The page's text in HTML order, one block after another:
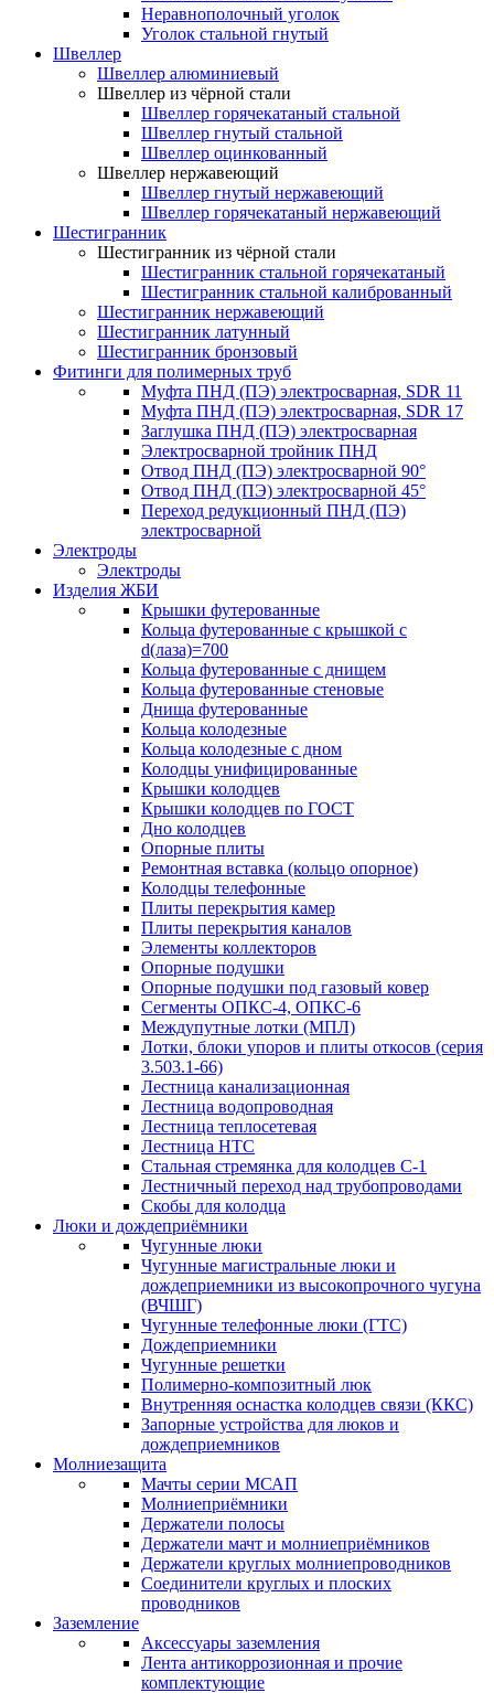
Неравнополочный уголок
Уголок стальной гнутый
Швеллер
Швеллер алюминиевый
Швеллер из чёрной стали
Швеллер горячекатаный стальной
Швеллер гнутый стальной
Швеллер оцинкованный
Швеллер нержавеющий
Швеллер гнутый нержавеющий
Швеллер горячекатаный нержавеющий
Шестигранник
Шестигранник из чёрной стали
Шестигранник стальной горячекатаный
Шестигранник стальной калиброванный
Шестигранник нержавеющий
Шестигранник латунный
Шестигранник бронзовый
Фитинги для полимерных труб
Муфта ПНД (ПЭ) электросварная, SDR 11
Муфта ПНД (ПЭ) электросварная, SDR 17
Заглушка ПНД (ПЭ) электросварная
Электросварной тройник ПНД
Отвод ПНД (ПЭ) электросварной 90°
Отвод ПНД (ПЭ) электросварной 45°
Переход редукционный ПНД (ПЭ)
электросварной
Электроды
Электроды
Изделия ЖБИ
Крышки футерованные
Кольца футерованные с крышкой с
d(лаза)=700
Кольца футерованные с днищем
Кольца футерованные стеновые
Днища футерованные
Кольца колодезные
Кольца колодезные с дном
Колодцы унифицированные
Крышки колодцев
Крышки колодцев по ГОСТ
Дно колодцев
Опорные плиты
Ремонтная вставка (кольцо опорное)
Колодцы телефонные
Плиты перекрытия камер
Плиты перекрытия каналов
Элементы коллекторов
Опорные подушки
Опорные подушки под газовый ковер
Сегменты ОПКС-4, ОПКС-6
Междупутные лотки (МПЛ)
Лотки, блоки упоров и плиты откосов (серия
3.503.1-66)
Лестница канализационная
Лестница водопроводная
Лестница теплосетевая
Лестница НТС
Стальная стремянка для колодцев С-1
Лестничный переход над трубопроводами
Скобы для колодца
Люки и дождеприёмники
Чугунные люки
Чугунные магистральные люки и
дождеприемники из высокопрочного чугуна
(ВЧШГ)
Чугунные телефонные люки (ГТС)
Дождеприемники
Чугунные решетки
Полимерно-композитный люк
Внутренняя оснастка колодцев связи (ККС)
Запорные устройства для люков и
дождеприемников
Молниезащита
Мачты серии МСАП
Молниеприёмники
Держатели полосы
Держатели мачт и молниеприёмников
Держатели круглых молниепроводников
Cоединители круглых и плоских
проводников
Заземление
Аксессуары заземления
Лента антикоррозионная и прочие
комплектующие